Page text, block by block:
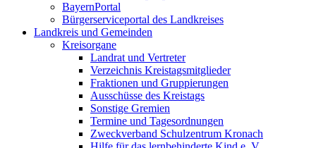
BayernPortal
Bürgerserviceportal des Landkreises
Landkreis und Gemeinden
Kreisorgane
Landrat und Vertreter
Verzeichnis Kreistagsmitglieder
Fraktionen und Gruppierungen
Ausschüsse des Kreistags
Sonstige Gremien
Termine und Tagesordnungen
Zweckverband Schulzentrum Kronach